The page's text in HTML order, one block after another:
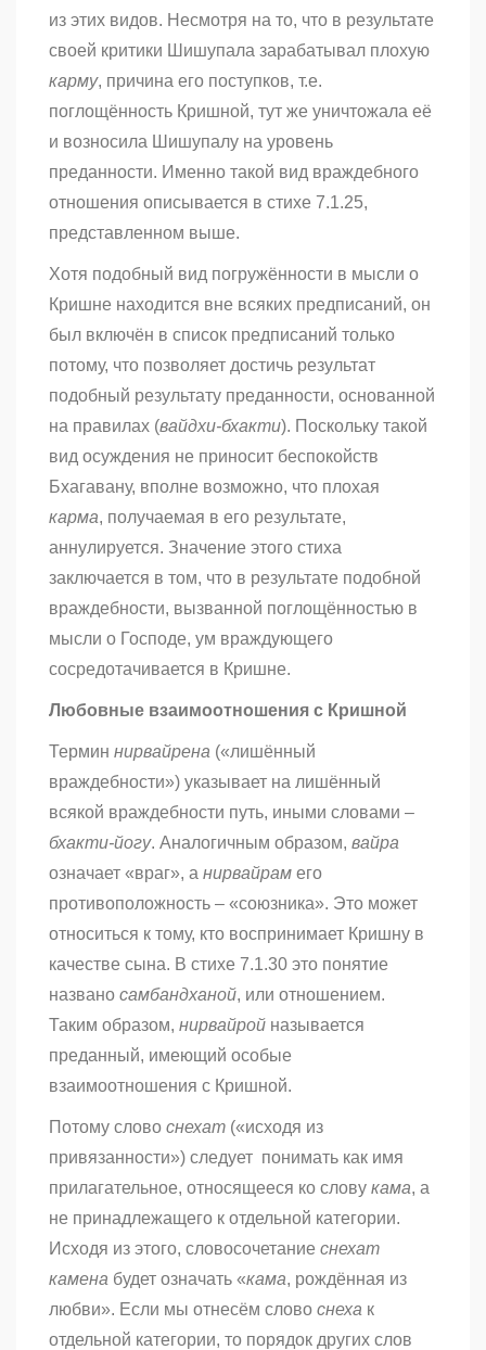
из этих видов. Несмотря на то, что в результате
своей критики Шишупала зарабатывал плохую
карму, причина его поступков, т.е.
поглощённость Кришной, тут же уничтожала её
и возносила Шишупалу на уровень
преданности. Именно такой вид враждебного
отношения описывается в стихе 7.1.25,
представленном выше.
Хотя подобный вид погружённости в мысли о
Кришне находится вне всяких предписаний, он
был включён в список предписаний только
потому, что позволяет достичь результат
подобный результату преданности, основанной
на правилах (вайдхи-бхакти). Поскольку такой
вид осуждения не приносит беспокойств
Бхагавану, вполне возможно, что плохая
карма, получаемая в его результате,
аннулируется. Значение этого стиха
заключается в том, что в результате подобной
враждебности, вызванной поглощённостью в
мысли о Господе, ум враждующего
сосредотачивается в Кришне.
Любовные взаимоотношения с Кришной
Термин нирвайрена («лишённый
враждебности») указывает на лишённый
всякой враждебности путь, иными словами –
бхакти-йогу. Аналогичным образом, вайра
означает «враг», а нирвайрам его
противоположность – «союзника». Это может
относиться к тому, кто воспринимает Кришну в
качестве сына. В стихе 7.1.30 это понятие
названо самбандханой, или отношением.
Таким образом, нирвайрой называется
преданный, имеющий особые
взаимоотношения с Кришной.
Потому слово снехат («исходя из
привязанности») следует понимать как имя
прилагательное, относящееся ко слову кама, а
не принадлежащего к отдельной категории.
Исходя из этого, словосочетание снехат
камена будет означать «кама, рождённая из
любви». Если мы отнесём слово снеха к
отдельной категории, то порядок других слов